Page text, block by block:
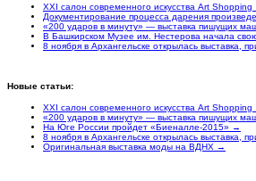
XXI салон современного искусства Art Shopping
Документирование процесса дарения
«200 ударов в минуту» — выставка пишущих
В Башкирском Музее им. Нестерова начала
8 ноября в Архангельске открылась выставка,
Новые статьи:
XXI салон современного искусства Art Shopping
«200 ударов в минуту» — выставка пишущих
На Юге России пройдет «Биеналле-2015» →
8 ноября в Архангельске открылась выставка,
Оригинальная выставка моды на ВДНХ →